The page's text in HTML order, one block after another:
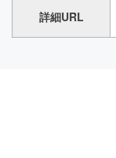
詳細URL